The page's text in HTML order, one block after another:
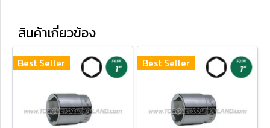
สินค้าเกี่ยวข้อง
Best Seller Best Seller